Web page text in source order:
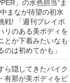
」の水色担当“ま
まなが待望の初水
戦! 「週刊プレイボ
リのある美ボディを
とか下着みたいなも
のは初めてかも」
ら隠してきたバイク
有那が美ボディをビ